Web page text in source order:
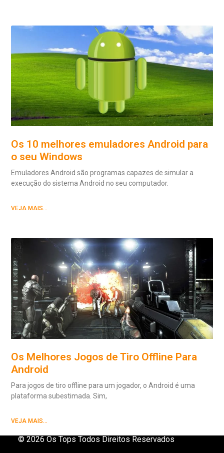
Os 10 melhores emuladores Android para
o seu Windows
Emuladores Android são programas capazes de simular a
execução do sistema Android no seu computador.
VEJA MAIS...
Os Melhores Jogos de Tiro Offline Para
Android
Para jogos de tiro offline para um jogador, o Android é uma
plataforma subestimada. Sim,
VEJA MAIS...
© 2026 Os Tops Todos Direitos Reservados